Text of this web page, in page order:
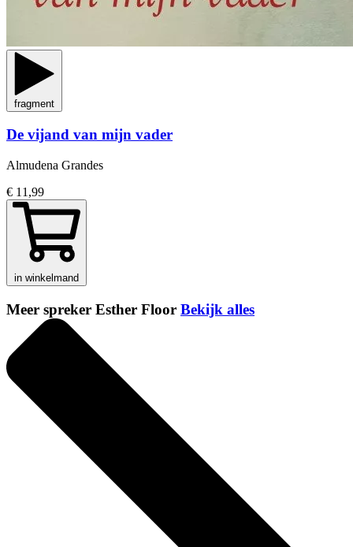
fragment
De vijand van mijn vader
Almudena Grandes
€ 11,99
in winkelmand
Meer spreker Esther Floor Bekijk alles